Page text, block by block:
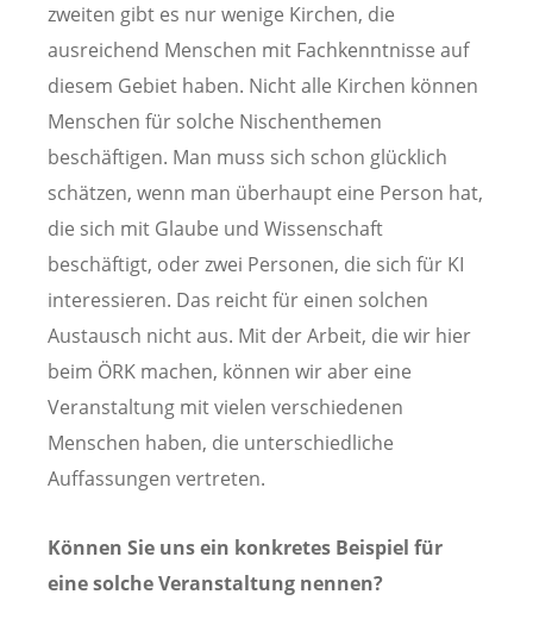
zweiten gibt es nur wenige Kirchen, die
ausreichend Menschen mit Fachkenntnisse auf
diesem Gebiet haben. Nicht alle Kirchen können
Menschen für solche Nischenthemen
beschäftigen. Man muss sich schon glücklich
schätzen, wenn man überhaupt eine Person hat,
die sich mit Glaube und Wissenschaft
beschäftigt, oder zwei Personen, die sich für KI
interessieren. Das reicht für einen solchen
Austausch nicht aus. Mit der Arbeit, die wir hier
beim ÖRK machen, können wir aber eine
Veranstaltung mit vielen verschiedenen
Menschen haben, die unterschiedliche
Auffassungen vertreten.
Können Sie uns ein konkretes Beispiel für
eine solche Veranstaltung nennen?